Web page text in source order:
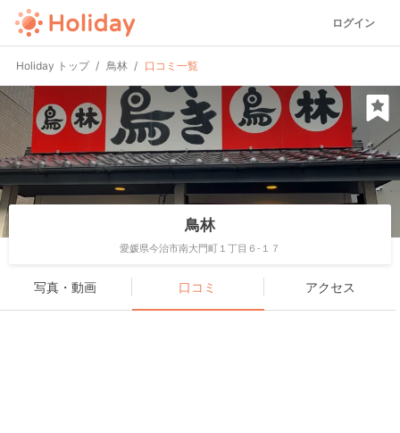
ログイン
Holiday トップ 鳥林 口コミ一覧
鳥林
愛媛県今治市南大門町１丁目６-１７
写真・動画 口コミ アクセス